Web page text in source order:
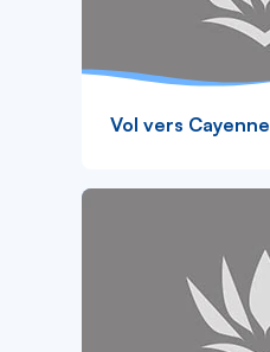
Vol vers Cayenne